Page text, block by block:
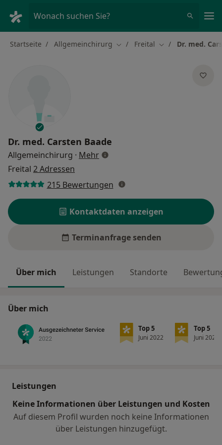
Wonach suchen Sie?
Startseite Allgemeinchirurg Stadt ändern
Freital Stadt ändern
Dr. med.
Dr. med. Carsten Baade
Allgemeinchirurg · Mehrüber Spezialisierungen
Freital 2 Adressen
215 Bewertungen
Kontaktdaten anzeigen
Terminanfrage senden
Über mich Leistungen Standorte
Über mich
Top 5
Juni 2022
Top 5
Juni 2022
Leistungen
Keine Informationen über Leistungen und Kosten
Auf diesem Profil wurden noch keine Informationen
über Leistungen hinzugefügt.